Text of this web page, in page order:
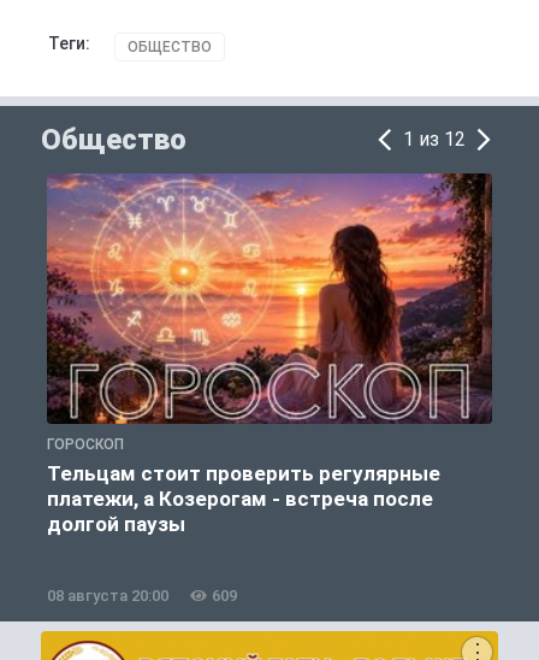
Теги: ОБЩЕСТВО
Общество 1 из 12
ГОРОСКОП
Тельцам стоит проверить регулярные
платежи, а Козерогам - встреча после
долгой паузы
08 августа 20:00 609